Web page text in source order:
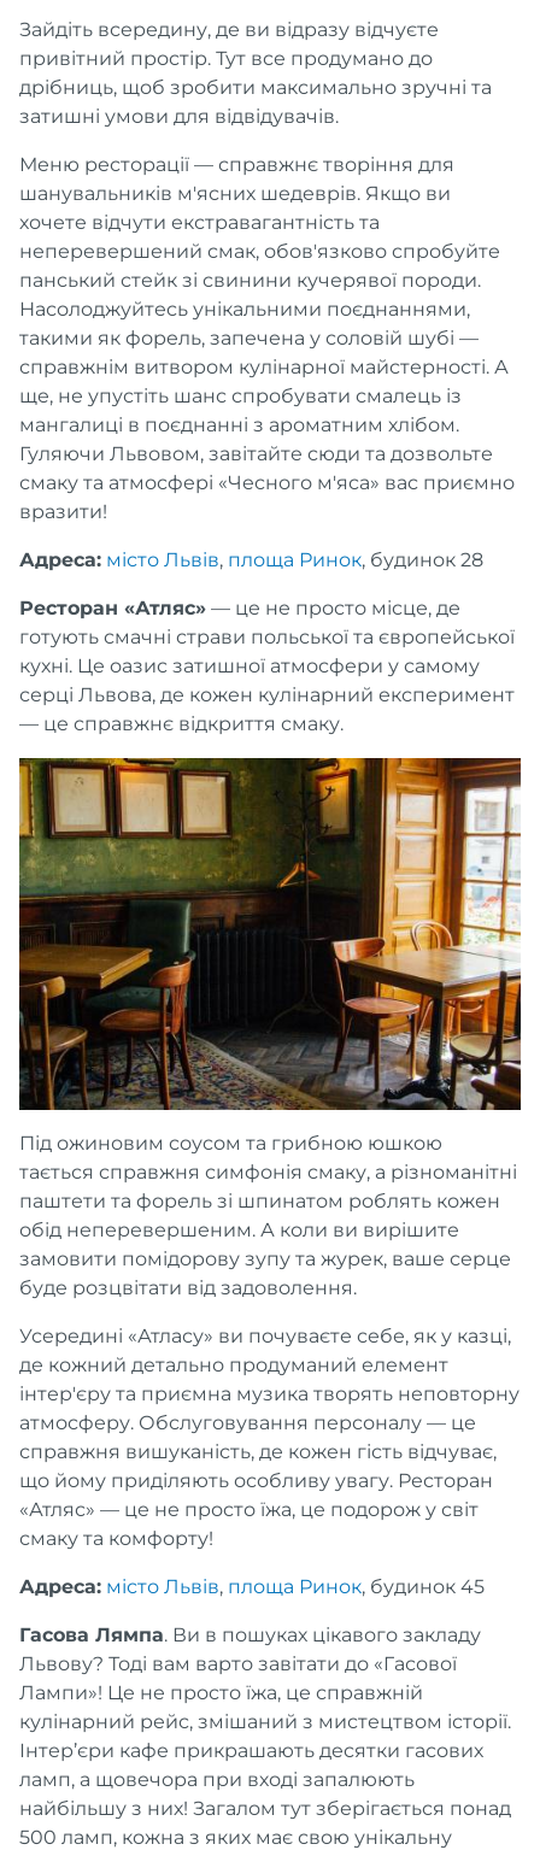
Зайдіть всередину, де ви відразу відчуєте
привітний простір. Тут все продумано до
дрібниць, щоб зробити максимально зручні та
затишні умови для відвідувачів.
Меню ресторації — справжнє творіння для
шанувальників м'ясних шедеврів. Якщо ви
хочете відчути екстравагантність та
неперевершений смак, обов'язково спробуйте
панський стейк зі свинини кучерявої породи.
Насолоджуйтесь унікальними поєднаннями,
такими як форель, запечена у соловій шубі —
справжнім витвором кулінарної майстерності. А
ще, не упустіть шанс спробувати смалець із
мангалиці в поєднанні з ароматним хлібом.
Гуляючи Львовом, завітайте сюди та дозвольте
смаку та атмосфері «Чесного м'яса» вас приємно
вразити!
Адреса: місто Львів, площа Ринок, будинок 28
Ресторан «Атляс» — це не просто місце, де
готують смачні страви польської та європейської
кухні. Це оазис затишної атмосфери у самому
серці Львова, де кожен кулінарний експеримент
— це справжнє відкриття смаку.
Під ожиновим соусом та грибною юшкою
тається справжня симфонія смаку, а різноманітні
паштети та форель зі шпинатом роблять кожен
обід неперевершеним. А коли ви вирішите
замовити помідорову зупу та журек, ваше серце
буде розцвітати від задоволення.
Усередині «Атласу» ви почуваєте себе, як у казці,
де кожний детально продуманий елемент
інтер'єру та приємна музика творять неповторну
атмосферу. Обслуговування персоналу — це
справжня вишуканість, де кожен гість відчуває,
що йому приділяють особливу увагу. Ресторан
«Атляс» — це не просто їжа, це подорож у світ
смаку та комфорту!
Адреса: місто Львів, площа Ринок, будинок 45
Гасова Лямпа. Ви в пошуках цікавого закладу
Львову? Тоді вам варто завітати до «Гасової
Лампи»! Це не просто їжа, це справжній
кулінарний рейс, змішаний з мистецтвом історії.
Інтер’єри кафе прикрашають десятки гасових
ламп, а щовечора при вході запалюють
найбільшу з них! Загалом тут зберігається понад
500 ламп, кожна з яких має свою унікальну